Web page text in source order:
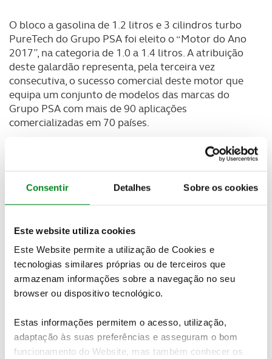
Consentir Detalhes Sobre os cookies
Este website utiliza cookies
Este Website permite a utilização de Cookies e
tecnologias similares próprias ou de terceiros que
armazenam informações sobre a navegação no seu
browser ou dispositivo tecnológico.
Estas informações permitem o acesso, utilização,
adaptação às suas preferências e asseguram o bom
funcionamento do Website, mas também conhecer os
O bloco a gasolina de 1.2 litros e 3 cilindros turbo
PureTech do Grupo PSA foi eleito o “Motor do Ano
2017”, na categoria de 1.0 a 1.4 litros. A atribuição
deste galardão representa, pela terceira vez
consecutiva, o sucesso comercial deste motor que
equipa um conjunto de modelos das marcas do
Grupo PSA com mais de 90 aplicações
comercializadas em 70 países.
Já este ano, o premiado bloco contribuiu para o
sucesso comercial das novidades da PSA, incluindo
o novo Citroën C3. No mercado europeu, a família
modular de motores PureTech de 1.2 litros e 3
gasolina e diesel do Grupo francês.